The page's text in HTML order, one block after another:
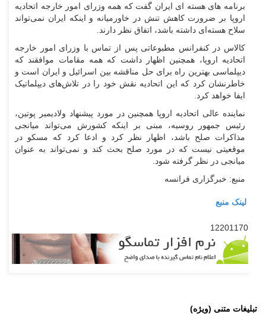
برنامه های هسته ای ایران گفت که همه وزرای امور خارجه اتحادیه
اروپا بر ضرورت کاهش تنش در خاورمیانه و اینکه ایران نمی‌تواند
سلاح هسته‌ای داشته باشد، اتفاق نظر دارند.
کالاس در کنفرانس مطبوعاتی پس از تماس با وزرای امور خارجه
اتحادیه اروپا، همچنین اظهار داشت که همه مقامات موافقند که
دیپلماسی بهترین راه برای حل مناقشه بین اسرائیل و ایران است و
خاطرنشان کرد که این اتحادیه نقش خود را در تلاش‌های دیپلماتیک
ایفا خواهد کرد.
نماینده عالی اتحادیه اروپا همچنین در مورد پیشنهاد ولادیمیر پوتین،
رئیس جمهور روسیه، مبنی بر اینکه کشورش می‌تواند میانجی
مذاکرات صلح باشد، اظهار نظر کرد و ادعا کرد که مسکو در
موقعیتی نیست که در مورد صلح بحث کند و نمی‌تواند به عنوان
میانجی در نظر گرفته شود.
منبع: خبرگزاری فرانسه
لینک منبع
12201170
تبلیغات متنی (ویژه)